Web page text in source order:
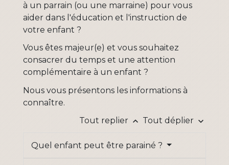
à un parrain (ou une marraine) pour vous
aider dans l'éducation et l'instruction de
votre enfant ?
Vous êtes majeur(e) et vous souhaitez
consacrer du temps et une attention
complémentaire à un enfant ?
Nous vous présentons les informations à
connaître.
Tout replier keyboard_arrow_up Tout déplier keyboard_arrow_down
Quel enfant peut être parainé ?